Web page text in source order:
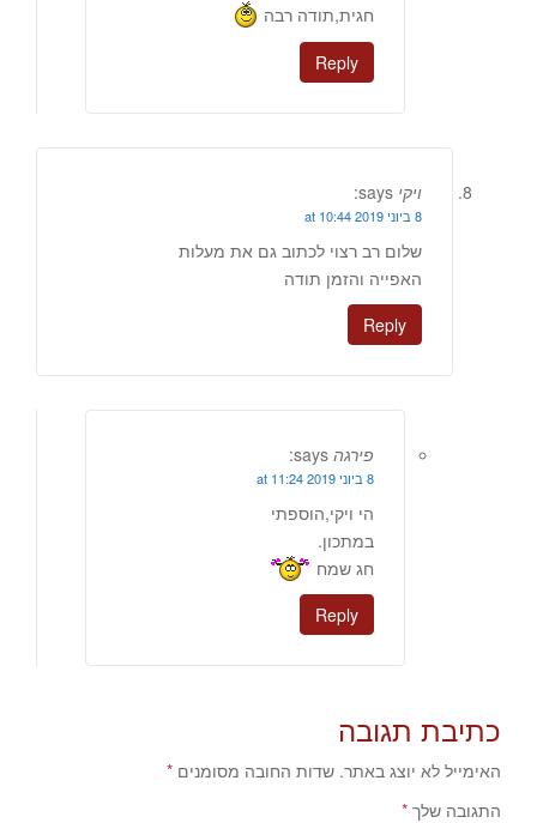
חגית,תודה רבה
Reply
ויקי says:
8 ביוני 2019 at 10:44
שלום רב רצוי לכתוב גם את מעלות
האפייה והזמן תודה
Reply
פירגה says:
8 ביוני 2019 at 11:24
הי ויקי,הוספתי
במתכון.
חג שמח
Reply
כתיבת תגובה
האימייל לא יוצג באתר. שדות החובה מסומנים *
התגובה שלך *